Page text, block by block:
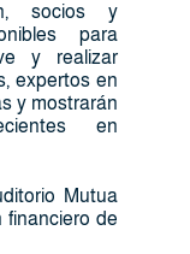
socios y
para
y realizar
expertos en
y mostrarán
en
Mutua
financiero de